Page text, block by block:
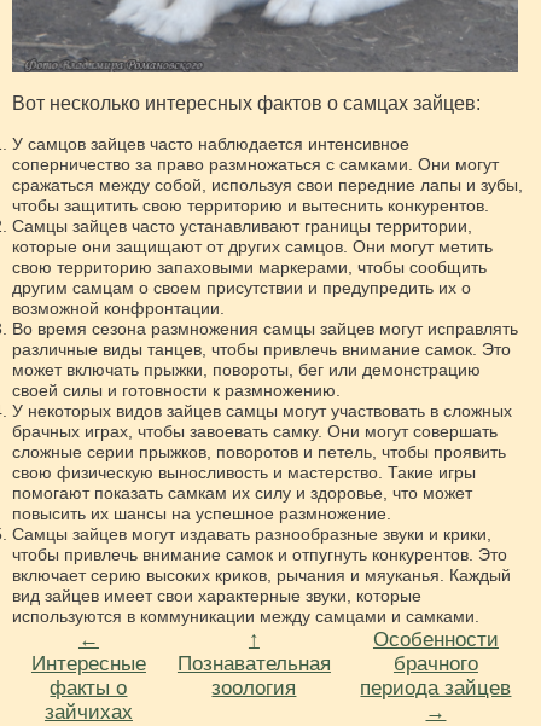
Вот несколько интересных фактов о самцах зайцев:
У самцов зайцев часто наблюдается интенсивное
соперничество за право размножаться с самками. Они могут
сражаться между собой, используя свои передние лапы и зубы,
чтобы защитить свою территорию и вытеснить конкурентов.
Самцы зайцев часто устанавливают границы территории,
которые они защищают от других самцов. Они могут метить
свою территорию запаховыми маркерами, чтобы сообщить
другим самцам о своем присутствии и предупредить их о
возможной конфронтации.
Во время сезона размножения самцы зайцев могут исправлять
различные виды танцев, чтобы привлечь внимание самок. Это
может включать прыжки, повороты, бег или демонстрацию
своей силы и готовности к размножению.
У некоторых видов зайцев самцы могут участвовать в сложных
брачных играх, чтобы завоевать самку. Они могут совершать
сложные серии прыжков, поворотов и петель, чтобы проявить
свою физическую выносливость и мастерство. Такие игры
помогают показать самкам их силу и здоровье, что может
повысить их шансы на успешное размножение.
Самцы зайцев могут издавать разнообразные звуки и крики,
чтобы привлечь внимание самок и отпугнуть конкурентов. Это
включает серию высоких криков, рычания и мяуканья. Каждый
вид зайцев имеет свои характерные звуки, которые
используются в коммуникации между самцами и самками.
←
Интересные
факты о
зайчихах
↑
Познавательная
зоология
Особенности
брачного
периода зайцев
→